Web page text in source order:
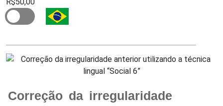
Correção da irregularidade